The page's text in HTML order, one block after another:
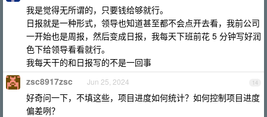
我是觉得无所谓的，只要钱给够就行。
日报就是一种形式，领导也知道甚至都不会点开去看，我前公司
一开始也是周报，然后变成日报，我每天下班前花 5 分钟写好润
色下给领导看看就行。
我每天干的和日报写的不是一回事
14
zsc8917zsc Jun 25, 2024
好奇问一下，不填这些，项目进度如何统计？如何控制项目进度
偏差咧？